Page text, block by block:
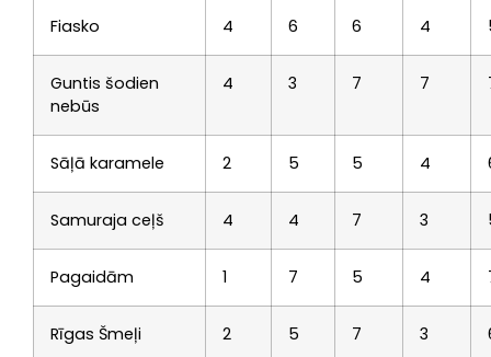
Fiasko 4 6 6 4
Guntis šodien
nebūs
4 3 7 7
Sāļā karamele 2 5 5 4
Samuraja ceļš 4 4 7 3
Pagaidām 1 7 5 4
Rīgas Šmeļi 2 5 7 3